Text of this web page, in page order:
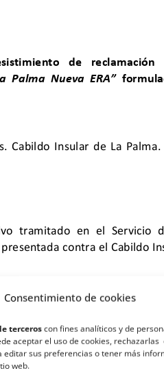
Consentimiento de cookies
terceroscon fines analíticos y de
aceptar el uso de cookies,
editar sus preferencias o tener más
web.